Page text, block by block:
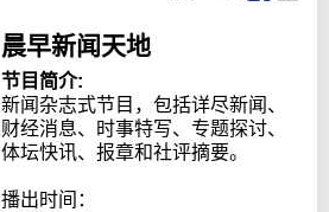
晨早新闻天地
节目简介:
新闻杂志式节目，包括详尽新闻、
财经消息、时事特写、专题探讨、
体坛快讯、报章和社评摘要。
播出时间：